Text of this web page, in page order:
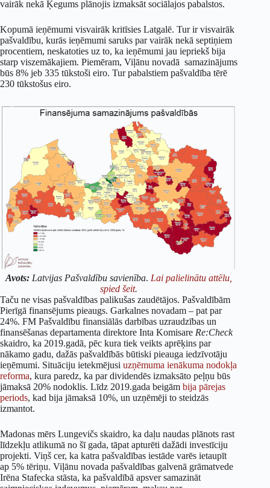
vairāk nekā Ķegums plānojis izmaksāt sociālajos pabalstos.
Kopumā ieņēmumi visvairāk kritīsies Latgalē. Tur ir visvairāk
pašvaldību, kurās ieņēmumi saruks par vairāk nekā septiņiem
procentiem, neskatoties uz to, ka ieņēmumi jau iepriekš bija
starp viszemākajiem. Piemēram, Viļānu novadā samazinājums
būs 8% jeb 335 tūkstoši eiro. Tur pabalstiem pašvaldība tērē
230 tūkstošus eiro.
Avots: Latvijas Pašvaldību savienība. Lai palielinātu attēlu,
spied šeit.
Taču ne visas pašvaldības palikušas zaudētājos. Pašvaldībām
Pierīgā finansējums pieaugs. Garkalnes novadam – pat par
24%. FM Pašvaldību finansiālās darbības uzraudzības un
finansēšanas departamenta direktore Inta Komisare Re:Check
skaidro, ka 2019.gadā, pēc kura tiek veikts aprēķins par
nākamo gadu, dažās pašvaldībās būtiski pieauga iedzīvotāju
ieņēmumi. Situāciju ietekmējusi uzņēmuma ienākuma nodokļa
reforma, kura paredz, ka par dividendēs izmaksāto peļņu būs
jāmaksā 20% nodoklis. Līdz 2019.gada beigām bija pārejas
periods, kad bija jāmaksā 10%, un uzņēmēji to steidzās
izmantot.
Madonas mērs Lungevičs skaidro, ka daļu naudas plānots rast
līdzekļu atlikumā no šī gada, tāpat apturēti dažādi investīciju
projekti. Viņš cer, ka katra pašvaldības iestāde varēs ietaupīt
ap 5% tēriņu. Viļānu novada pašvaldības galvenā grāmatvede
Irēna Stafecka stāsta, ka pašvaldībā apsver samazināt